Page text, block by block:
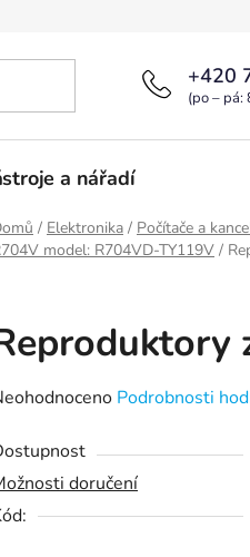
+420
(po – pá:
a nářadí
/ Elektronika / Počítače a
model: R704VD-TY119V /
Podrobnosti
doručení